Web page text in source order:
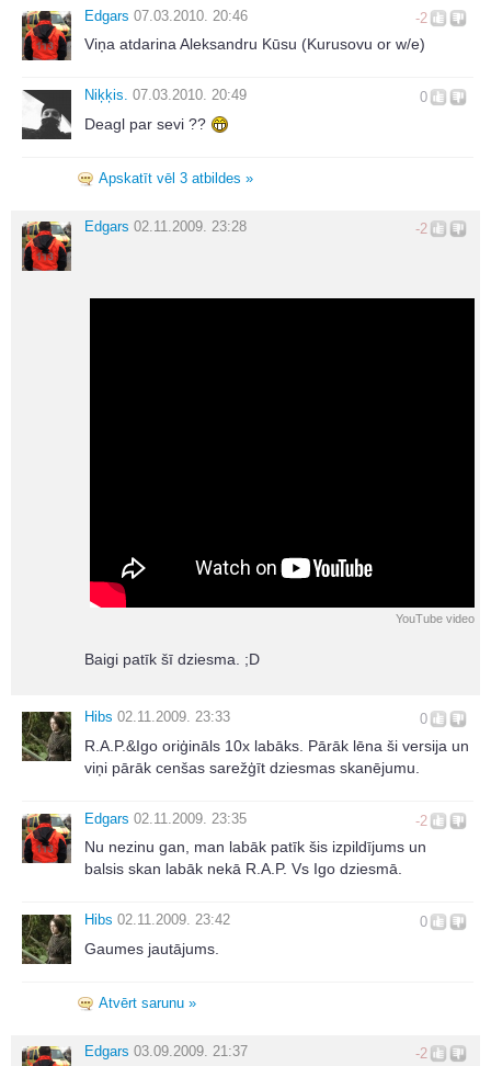
-2
Edgars 07.03.2010. 20:46
Viņa atdarina Aleksandru Kūsu (Kurusovu or w/e)
0
Niķķis. 07.03.2010. 20:49
Deagl par sevi ??
Apskatīt vēl 3 atbildes »
-2
Edgars 02.11.2009. 23:28
YouTube video
Baigi patīk šī dziesma. ;D
0
Hibs 02.11.2009. 23:33
R.A.P.&Igo oriģināls 10x labāks. Pārāk lēna ši versija un
viņi pārāk cenšas sarežģīt dziesmas skanējumu.
-2
Edgars 02.11.2009. 23:35
Nu nezinu gan, man labāk patīk šis izpildījums un
balsis skan labāk nekā R.A.P. Vs Igo dziesmā.
0
Hibs 02.11.2009. 23:42
Gaumes jautājums.
Atvērt sarunu »
-2
Edgars 03.09.2009. 21:37